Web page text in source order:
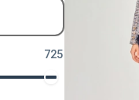
725